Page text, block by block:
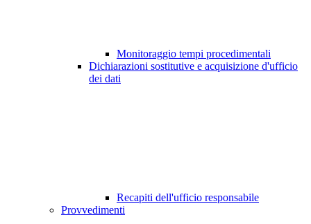
Monitoraggio tempi procedimentali
Dichiarazioni sostitutive e acquisizione d'ufficio
dei dati
Recapiti dell'ufficio responsabile
Provvedimenti